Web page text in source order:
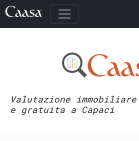
Valutazione
e gratuita a Capaci